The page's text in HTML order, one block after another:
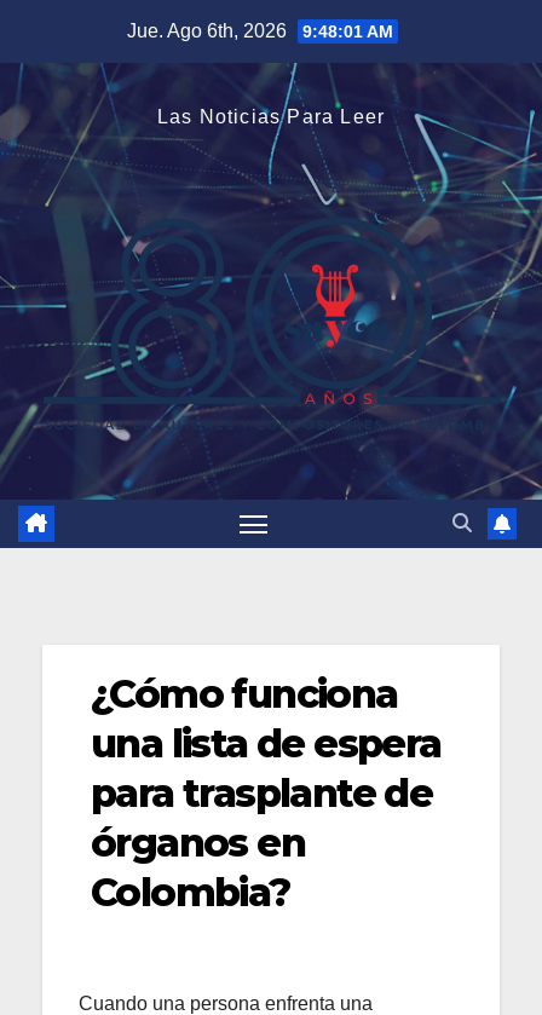
contenido
Jue. Ago 6th, 2026 9:48:02 AM
Las Noticias Para Leer
¿Cómo funciona
una lista de espera
para trasplante de
órganos en
Colombia?
Cuando una persona enfrenta una